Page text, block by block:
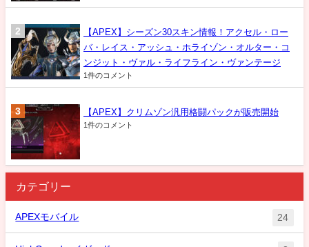
【APEX】シーズン30スキン情報！アクセル・ロー
バ・レイス・アッシュ・ホライゾン・オルター・コ
ンジット・ヴァル・ライフライン・ヴァンテージ
1件のコメント
【APEX】クリムゾン汎用格闘パックが販売開始
1件のコメント
カテゴリー
APEXモバイル 24